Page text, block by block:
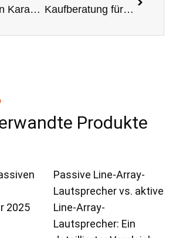
Was ist ein Karaoke-PA-System? Definition und Merkmale Kaufberatung für Karaoke-PA-Systeme: Tipps und Empfehlungen
Produkte
2025
Passive Line-Array-
Lautsprecher vs. aktive
Line-Array-
Lautsprecher: Ein